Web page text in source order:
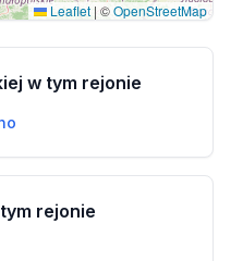
Leaflet | ©OpenStreetMap
w tym rejonie
rejonie